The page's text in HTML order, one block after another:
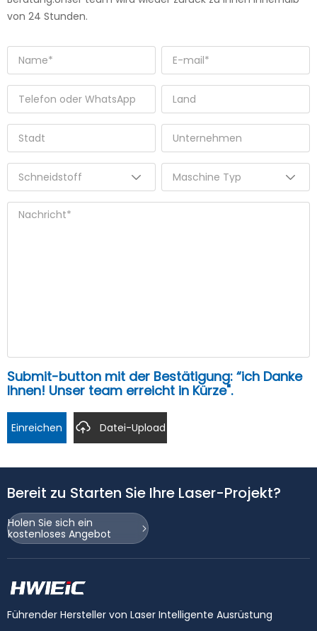
von 24 Stunden.
Submit-button mit der Bestätigung: “ich Danke
Ihnen! Unser team erreicht in Kürze".
Einreichen Datei-Upload
Bereit zu Starten Sie Ihre Laser-Projekt?
Holen Sie sich ein
kostenloses Angebot
Führender Hersteller von Laser Intelligente Ausrüstung